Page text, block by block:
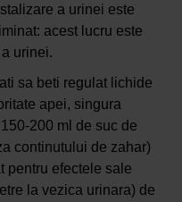
a urinei este
acest lucru este
urinei.
sa beti regulat lichide
apei, singura
200 ml de suc de
continutului de zahar)
pentru efectele sale
la vezica urinara) de